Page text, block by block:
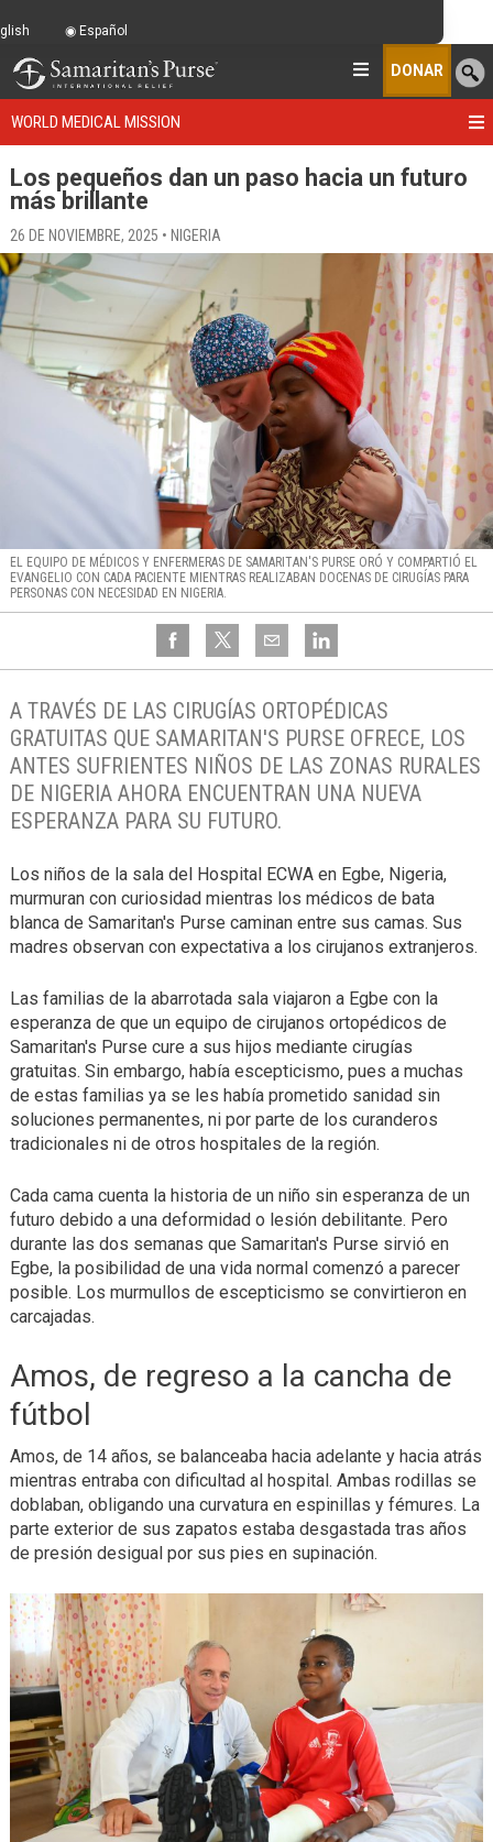
DONAR
WORLD MEDICAL MISSION
Los pequeños dan un paso hacia un futuro
más brillante
26 DE NOVIEMBRE, 2025 • NIGERIA
EL EQUIPO DE MÉDICOS Y ENFERMERAS DE SAMARITAN'S PURSE ORÓ Y COMPARTIÓ EL
EVANGELIO CON CADA PACIENTE MIENTRAS REALIZABAN DOCENAS DE CIRUGÍAS PARA
PERSONAS CON NECESIDAD EN NIGERIA.
A TRAVÉS DE LAS CIRUGÍAS ORTOPÉDICAS
GRATUITAS QUE SAMARITAN'S PURSE OFRECE, LOS
ANTES SUFRIENTES NIÑOS DE LAS ZONAS RURALES
DE NIGERIA AHORA ENCUENTRAN UNA NUEVA
ESPERANZA PARA SU FUTURO.
Los niños de la sala del Hospital ECWA en Egbe, Nigeria,
murmuran con curiosidad mientras los médicos de bata
blanca de Samaritan's Purse caminan entre sus camas. Sus
madres observan con expectativa a los cirujanos extranjeros.
Las familias de la abarrotada sala viajaron a Egbe con la
esperanza de que un equipo de cirujanos ortopédicos de
Samaritan's Purse cure a sus hijos mediante cirugías
gratuitas. Sin embargo, había escepticismo, pues a muchas
de estas familias ya se les había prometido sanidad sin
soluciones permanentes, ni por parte de los curanderos
tradicionales ni de otros hospitales de la región.
Cada cama cuenta la historia de un niño sin esperanza de un
futuro debido a una deformidad o lesión debilitante. Pero
durante las dos semanas que Samaritan's Purse sirvió en
Egbe, la posibilidad de una vida normal comenzó a parecer
posible. Los murmullos de escepticismo se convirtieron en
carcajadas.
Amos, de regreso a la cancha de
fútbol
Amos, de 14 años, se balanceaba hacia adelante y hacia atrás
mientras entraba con dificultad al hospital. Ambas rodillas se
doblaban, obligando una curvatura en espinillas y fémures. La
parte exterior de sus zapatos estaba desgastada tras años
de presión desigual por sus pies en supinación.
Español